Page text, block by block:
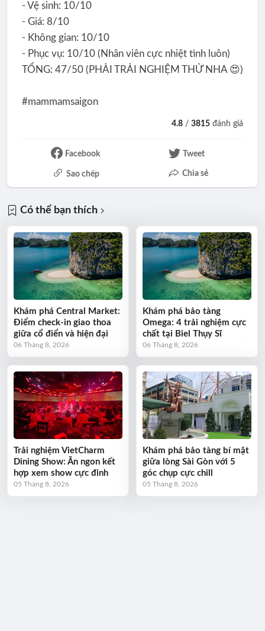
- Vệ sinh: 10/10
- Giá: 8/10
- Không gian: 10/10
- Phục vụ: 10/10 (Nhân viên cực nhiệt tình luôn)
TỔNG: 47/50 (PHẢI TRẢI NGHIỆM THỬ NHA 😍)
#mammamsaigon
4.8 /3815 đánh giá
Facebook Tweet
Sao chép Chia sẻ
Có thể bạn thích
Khám phá Central Market:
Điểm check-in giao thoa
giữa cổ điển và hiện đại
06 Tháng 8, 2026
Khám phá bảo tàng
Omega: 4 trải nghiệm cực
chất tại Biel Thụy Sĩ
06 Tháng 8, 2026
Trải nghiệm VietCharm
Dining Show: Ăn ngon kết
hợp xem show cực đỉnh
05 Tháng 8, 2026
Khám phá bảo tàng bí mật
giữa lòng Sài Gòn với 5
góc chụp cực chill
05 Tháng 8, 2026